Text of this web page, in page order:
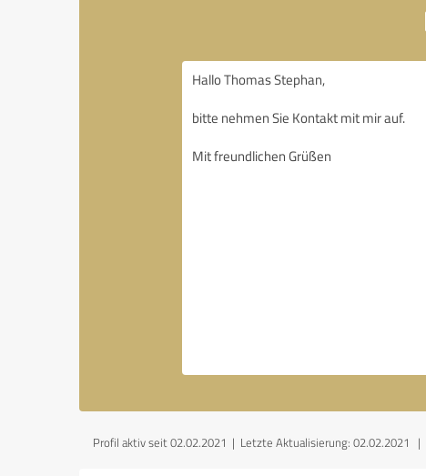
Profil aktiv seit 02.02.2021 | Letzte Aktualisierung: 02.02.2021 |